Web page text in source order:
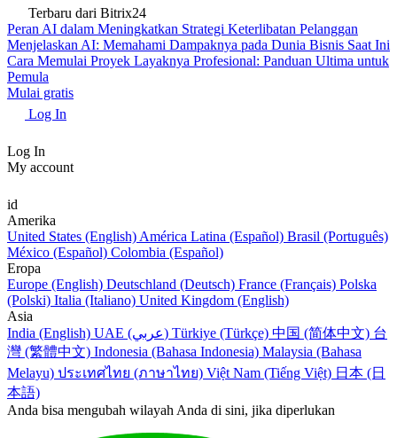
Terbaru dari Bitrix24
Peran AI dalam Meningkatkan Strategi Keterlibatan Pelanggan
Menjelaskan AI: Memahami Dampaknya pada Dunia Bisnis Saat Ini
Cara Memulai Proyek Layaknya Profesional: Panduan Ultima untuk
Pemula
Mulai gratis
Log In
Log In
My account
id
Amerika
United States (English) América Latina (Español) Brasil (Português)
México (Español) Colombia (Español)
Eropa
Europe (English) Deutschland (Deutsch) France (Français) Polska
(Polski) Italia (Italiano) United Kingdom (English)
Asia
India (English)
UAE (عربي) Türkiye (Türkçe) 中国 (简体中文) 台
灣 (繁體中文) Indonesia (Bahasa Indonesia) Malaysia (Bahasa
Melayu) ประเทศไทย (ภาษาไทย) Việt Nam (Tiếng Việt) 日本 (日
本語)
Anda bisa mengubah wilayah Anda di sini, jika diperlukan